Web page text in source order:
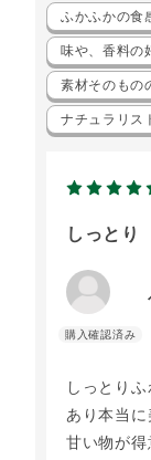
ふかふかの食
味や、香料の
素材そのもの
ナチュラリス
しっとり
しっとり
あり本当に
甘い物が得